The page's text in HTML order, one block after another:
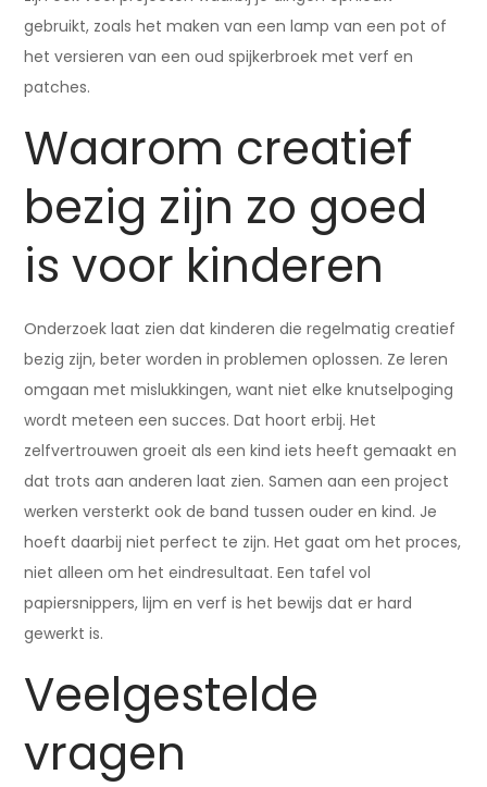
gebruikt, zoals het maken van een lamp van een pot of
het versieren van een oud spijkerbroek met verf en
patches.
Waarom creatief
bezig zijn zo goed
is voor kinderen
Onderzoek laat zien dat kinderen die regelmatig creatief
bezig zijn, beter worden in problemen oplossen. Ze leren
omgaan met mislukkingen, want niet elke knutselpoging
wordt meteen een succes. Dat hoort erbij. Het
zelfvertrouwen groeit als een kind iets heeft gemaakt en
dat trots aan anderen laat zien. Samen aan een project
werken versterkt ook de band tussen ouder en kind. Je
hoeft daarbij niet perfect te zijn. Het gaat om het proces,
niet alleen om het eindresultaat. Een tafel vol
papiersnippers, lijm en verf is het bewijs dat er hard
gewerkt is.
Veelgestelde
vragen